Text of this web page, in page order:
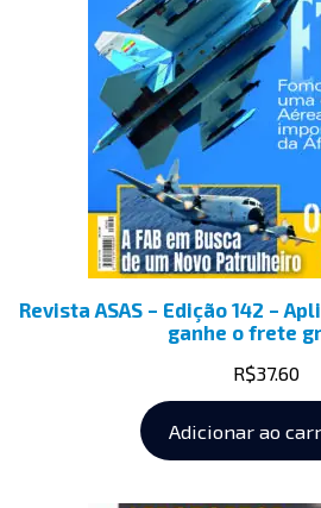
Revista ASAS – Edição 142 –
ganhe o frete
R$37.60
Adicionar ao